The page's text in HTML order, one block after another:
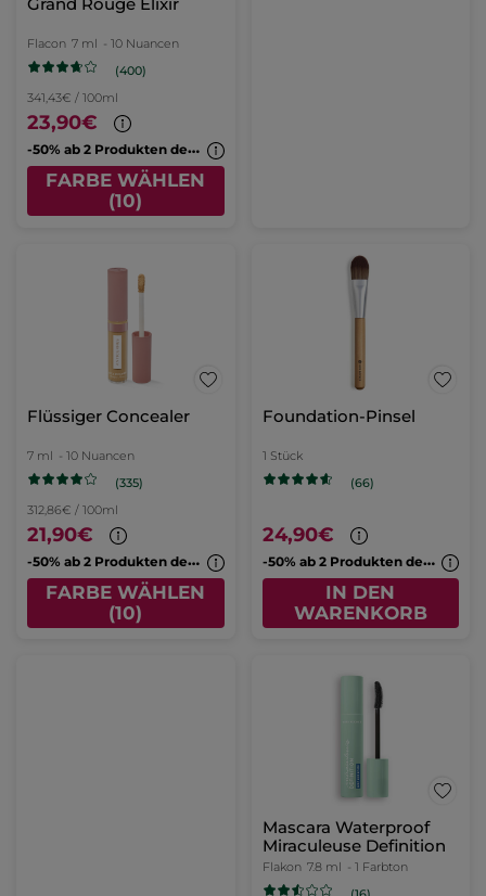
Flacon 7 ml - 10 Nuancen
(400)
341,43€ / 100ml
23,90€
-
50% ab 2 Produkten deiner Wahl
FARBE WÄHLEN
(10)
Flüssiger Concealer
7 ml - 10 Nuancen
(335)
312,86€ / 100ml
21,90€
-
50% ab 2 Produkten deiner Wahl
FARBE WÄHLEN
(10)
Foundation-Pinsel
1 Stück
(66)
24,90€
-
50% ab 2 Produkten deiner Wahl
IN DEN
WARENKORB
Mascara Waterproof
Miraculeuse Definition
Flakon 7.8 ml - 1 Farbton